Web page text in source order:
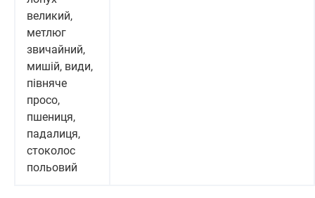
великий,
метлюг
звичайний,
мишій, види,
півняче
просо,
пшениця,
падалиця,
стоколос
польовий